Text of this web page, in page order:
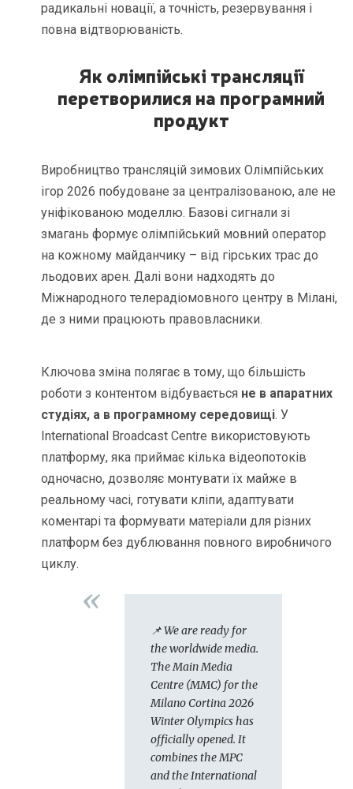
радикальні новації, а точність, резервування і
повна відтворюваність.
Як олімпійські трансляції
перетворилися на програмний
продукт
Виробництво трансляцій зимових Олімпійських
ігор 2026 побудоване за централізованою, але не
уніфікованою моделлю. Базові сигнали зі
змагань формує олімпійський мовний оператор
на кожному майданчику – від гірських трас до
льодових арен. Далі вони надходять до
Міжнародного телерадіомовного центру в Мілані,
де з ними працюють правовласники.
Ключова зміна полягає в тому, що більшість
роботи з контентом відбувається не в апаратних
студіях, а в програмному середовищі. У
International Broadcast Centre використовують
платформу, яка приймає кілька відеопотоків
одночасно, дозволяє монтувати їх майже в
реальному часі, готувати кліпи, адаптувати
коментарі та формувати матеріали для різних
платформ без дублювання повного виробничого
циклу.
📌 We are ready for
the worldwide media.
The Main Media
Centre (MMC) for the
Milano Cortina 2026
Winter Olympics has
officially opened. It
combines the MPC
and the International